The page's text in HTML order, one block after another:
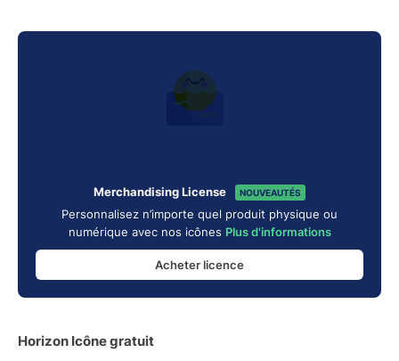
Merchandising License NOUVEAUTÉS
Personnalisez n’importe quel produit physique ou
numérique avec nos icônes Plus d'informations
Acheter licence
Horizon Icône gratuit